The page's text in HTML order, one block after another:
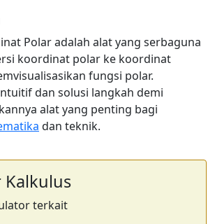
Polar adalah alat yang serbaguna
koordinat polar ke koordinat
fungsi polar.
dan solusi langkah demi
alat yang penting bagi
dan teknik.
Kalkulus
terkait